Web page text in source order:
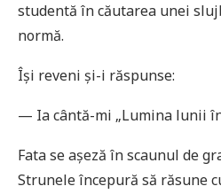
studentă în căutarea unei
normă.
Își reveni și-i răspunse:
— Ia cântă-mi „Lumina lunii
Fata se așeză în scaunul de
Strunele începură să răsune